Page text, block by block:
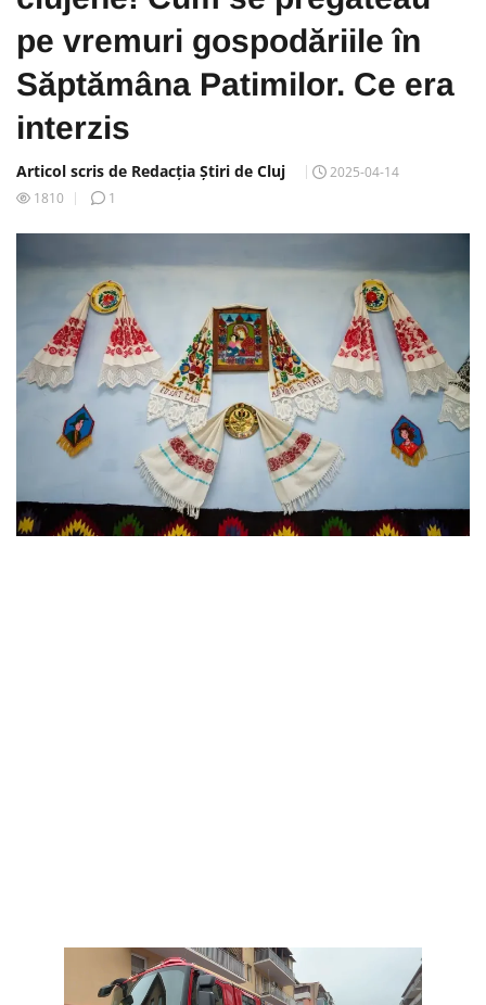
pe vremuri gospodăriile în
Săptămâna Patimilor. Ce era
interzis
Articol scris de Redacția Știri de Cluj
2025-04-14
1810
1